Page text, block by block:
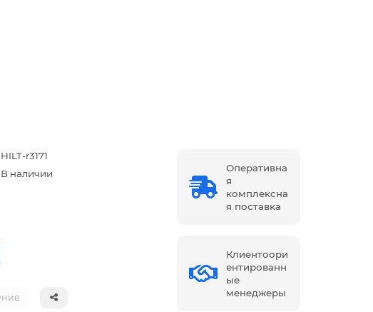
HILT-r3171
В наличии
Оперативна
я
комплексна
я поставка
Клиентоори
ентированн
ые
менеджеры